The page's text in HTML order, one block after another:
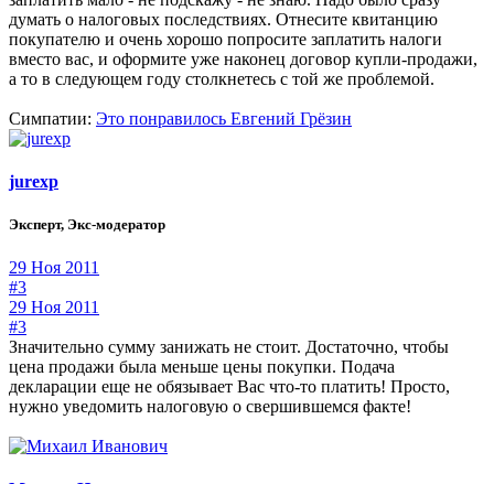
думать о налоговых последствиях. Отнесите квитанцию
покупателю и очень хорошо попросите заплатить налоги
вместо вас, и оформите уже наконец договор купли-продажи,
а то в следующем году столкнетесь с той же проблемой.
Симпатии: Это понравилось Евгений Грёзин
jurexp
Эксперт, Экс-модератор
29 Ноя 2011
#3
29 Ноя 2011
#3
Значительно сумму занижать не стоит. Достаточно, чтобы
цена продажи была меньше цены покупки. Подача
декларации еще не обязывает Вас что-то платить! Просто,
нужно уведомить налоговую о свершившемся факте!